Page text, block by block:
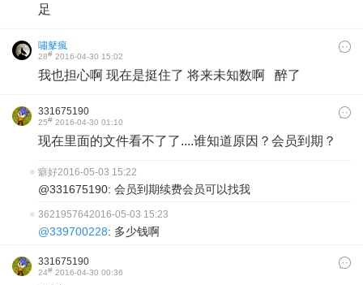
足
嘯鼕瘋
28# 2016-04-30 15:02
我也担心啊 现在是挺住了 将来未知数啊 醉了
331675190
25# 2016-04-30 01:10
现在里面的文件看不了了....谁知道原因？会员到期？
癖好2016-05-03 15:22
@331675190: 会员到期续费会员可以找我
3621957642016-05-03 15:23
@339700228: 多少钱啊
331675190
24# 2016-04-30 00:36